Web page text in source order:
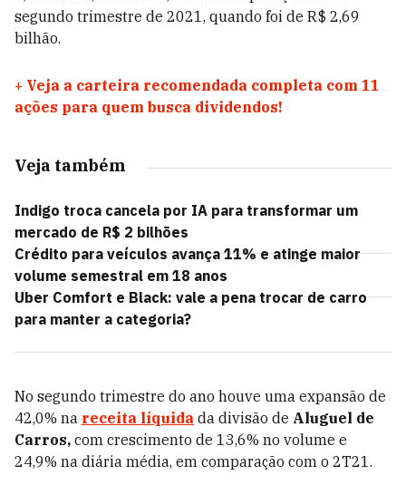
segundo trimestre de 2021, quando foi de R$ 2,69
bilhão.
+ Veja a carteira recomendada completa com 11
ações para quem busca dividendos!
Veja também
Indigo troca cancela por IA para transformar um
mercado de R$ 2 bilhões
Crédito para veículos avança 11% e atinge maior
volume semestral em 18 anos
Uber Comfort e Black: vale a pena trocar de carro
para manter a categoria?
No segundo trimestre do ano houve uma expansão de
42,0% na receita líquida da divisão de Aluguel de
Carros, com crescimento de 13,6% no volume e
24,9% na diária média, em comparação com o 2T21.